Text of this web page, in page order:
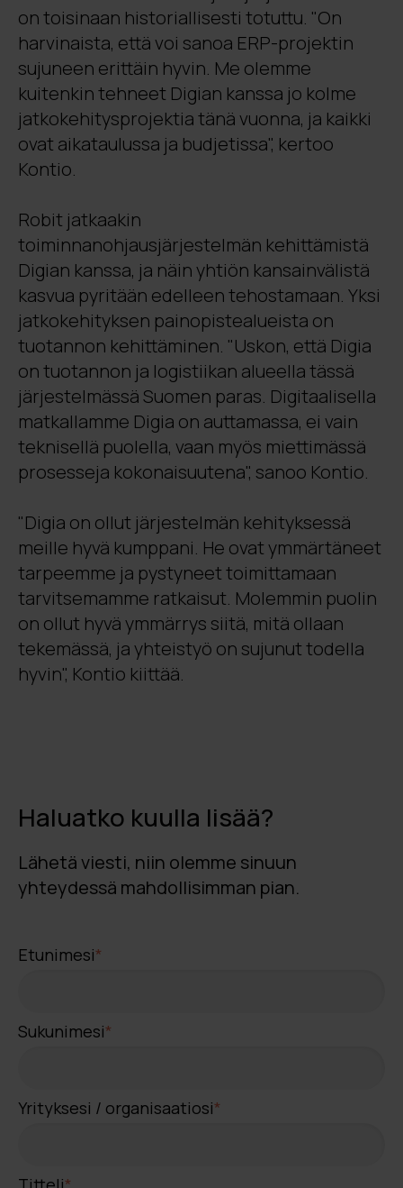
on toisinaan historiallisesti totuttu. "On
harvinaista, että voi sanoa ERP-projektin
sujuneen erittäin hyvin. Me olemme
kuitenkin tehneet Digian kanssa jo kolme
jatkokehitysprojektia tänä vuonna, ja kaikki
ovat aikataulussa ja budjetissa", kertoo
Kontio.
Robit jatkaakin
toiminnanohjausjärjestelmän kehittämistä
Digian kanssa, ja näin yhtiön kansainvälistä
kasvua pyritään edelleen tehostamaan. Yksi
jatkokehityksen painopistealueista on
tuotannon kehittäminen. "Uskon, että Digia
on tuotannon ja logistiikan alueella tässä
järjestelmässä Suomen paras. Digitaalisella
matkallamme Digia on auttamassa, ei vain
teknisellä puolella, vaan myös miettimässä
prosesseja kokonaisuutena", sanoo Kontio.
"Digia on ollut järjestelmän kehityksessä
meille hyvä kumppani. He ovat ymmärtäneet
tarpeemme ja pystyneet toimittamaan
tarvitsemamme ratkaisut. Molemmin puolin
on ollut hyvä ymmärrys siitä, mitä ollaan
tekemässä, ja yhteistyö on sujunut todella
hyvin", Kontio kiittää.
Haluatko kuulla lisää?
Lähetä viesti, niin olemme sinuun
yhteydessä mahdollisimman pian.
Etunimesi*
Sukunimesi*
Yrityksesi / organisaatiosi*